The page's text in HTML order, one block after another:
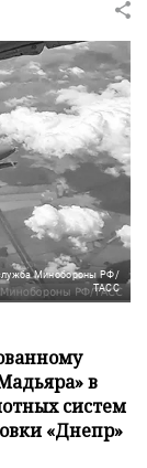
Минобороны РФ/
ТАСС
в
систем
«Днепр»